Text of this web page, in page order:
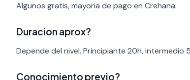
Algunos gratis, mayoria de pago en Crehana.
Duracion aprox?
Depende del nivel. Principiante 20h, intermedio
Conocimiento previo?